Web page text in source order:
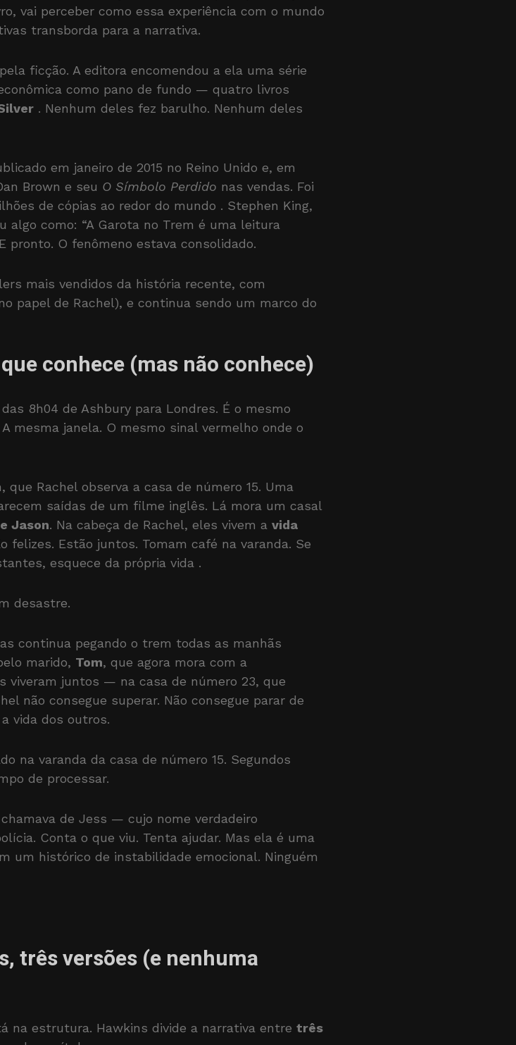
vai perceber como essa experiência com o mundo
transborda para a narrativa.
ficção. A editora encomendou a ela uma série
como pano de fundo — quatro livros
. Nenhum deles fez barulho. Nenhum deles
em janeiro de 2015 no Reino Unido e, em
Brown e seu O Símbolo Perdido nas vendas. Foi
de cópias ao redor do mundo . Stephen King,
como: “A Garota no Trem é uma leitura
pronto. O fenômeno estava consolidado.
mais vendidos da história recente, com
papel de Rachel), e continua sendo um marco do
conhece (mas não conhece)
8h04 de Ashbury para Londres. É o mesmo
mesma janela. O mesmo sinal vermelho onde o
Rachel observa a casa de número 15. Uma
saídas de um filme inglês. Lá mora um casal
Jason. Na cabeça de Rachel, eles vivem a vida
felizes. Estão juntos. Tomam café na varanda. Se
esquece da própria vida .
desastre.
continua pegando o trem todas as manhãs
marido, Tom, que agora mora com a
viveram juntos — na casa de número 23, que
não consegue superar. Não consegue parar de
vida dos outros.
na varanda da casa de número 15. Segundos
de processar.
de Jess — cujo nome verdadeiro
Conta o que viu. Tenta ajudar. Mas ela é uma
um histórico de instabilidade emocional. Ninguém
três versões (e nenhuma
na estrutura. Hawkins divide a narrativa entre três